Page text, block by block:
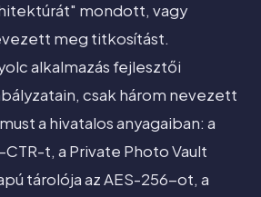
mondott, vagy
meg titkosítást.
alkalmazás fejlesztői
csak három nevezett
a hivatalos anyagaiban: a
CTR-t, a Private Photo Vault
tárolója az AES-256-ot, a